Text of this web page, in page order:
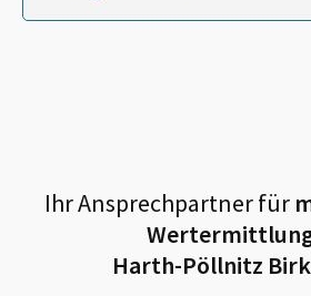
Ihr Ansprechpartner für
Harth-Pöllnitz